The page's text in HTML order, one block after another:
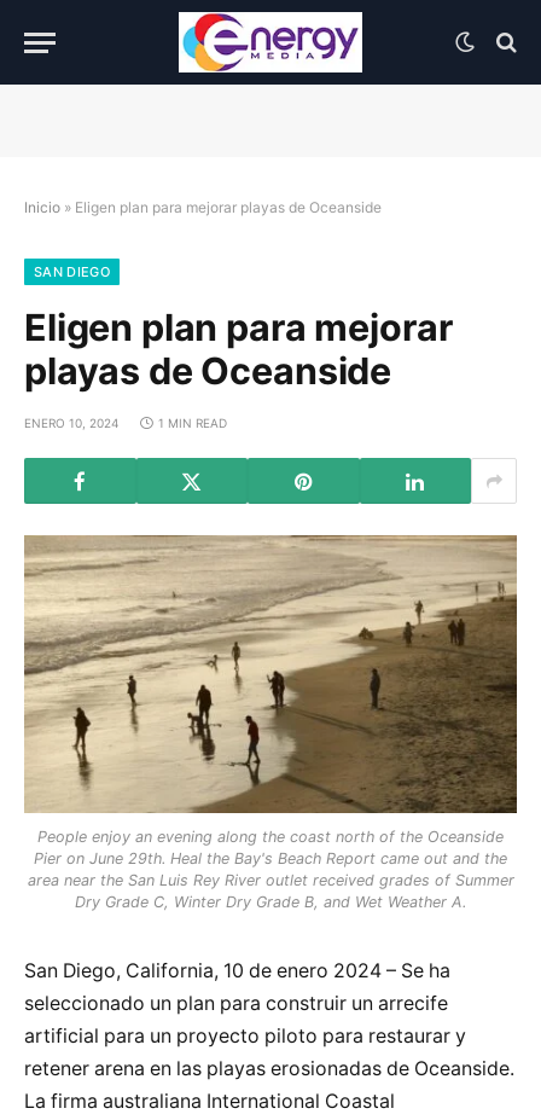
Inicio » Eligen plan para mejorar playas de Oceanside
SAN DIEGO
Eligen plan para mejorar
playas de Oceanside
ENERO 10, 2024 1 MIN READ
People enjoy an evening along the coast north of the Oceanside
Pier on June 29th. Heal the Bay's Beach Report came out and the
area near the San Luis Rey River outlet received grades of Summer
Dry Grade C, Winter Dry Grade B, and Wet Weather A.
San Diego, California, 10 de enero 2024 – Se ha
seleccionado un plan para construir un arrecife
artificial para un proyecto piloto para restaurar y
retener arena en las playas erosionadas de Oceanside.
La firma australiana International Coastal